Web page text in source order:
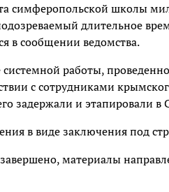
симферопольской школы
длительное
в сообщении ведомства.
работы,
с сотрудниками
задержали и этапировали
в виде заключения под
материалы